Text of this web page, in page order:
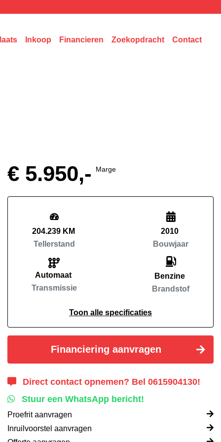
Inkoop Financieren Zoekopdracht Contact
€ 5.950,- Marge
204.239 KM
Tellerstand
Automaat
Transmissie
2010
Bouwjaar
Benzine
Brandstof
Toon alle specificaties
Financiering aanvragen
Direct contact opnemen? Bel 0615904130!
Stuur een WhatsApp bericht!
Proefrit aanvragen
Inruilvoorstel aanvragen